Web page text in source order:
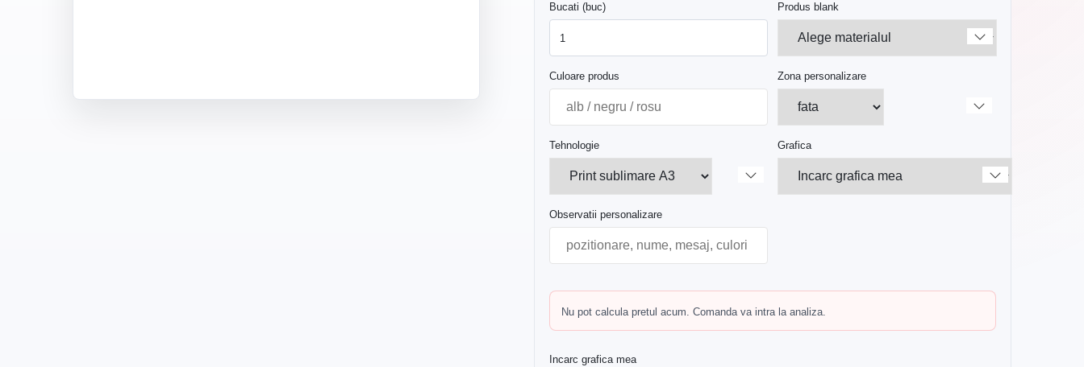
Bucati (buc) Produs blank
Culoare produs Zona personalizare
Tehnologie Grafica
Observatii personalizare
Nu pot calcula pretul acum. Comanda va intra la analiza.
Incarc grafica mea